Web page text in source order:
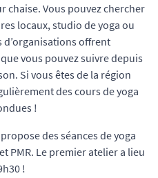
chaise. Vous pouvez chercher
locaux, studio de yoga ou
d’organisations offrent
vous pouvez suivre depuis
Si vous êtes de la région
des cours de yoga
!
des séances de yoga
PMR. Le premier atelier a lieu
!